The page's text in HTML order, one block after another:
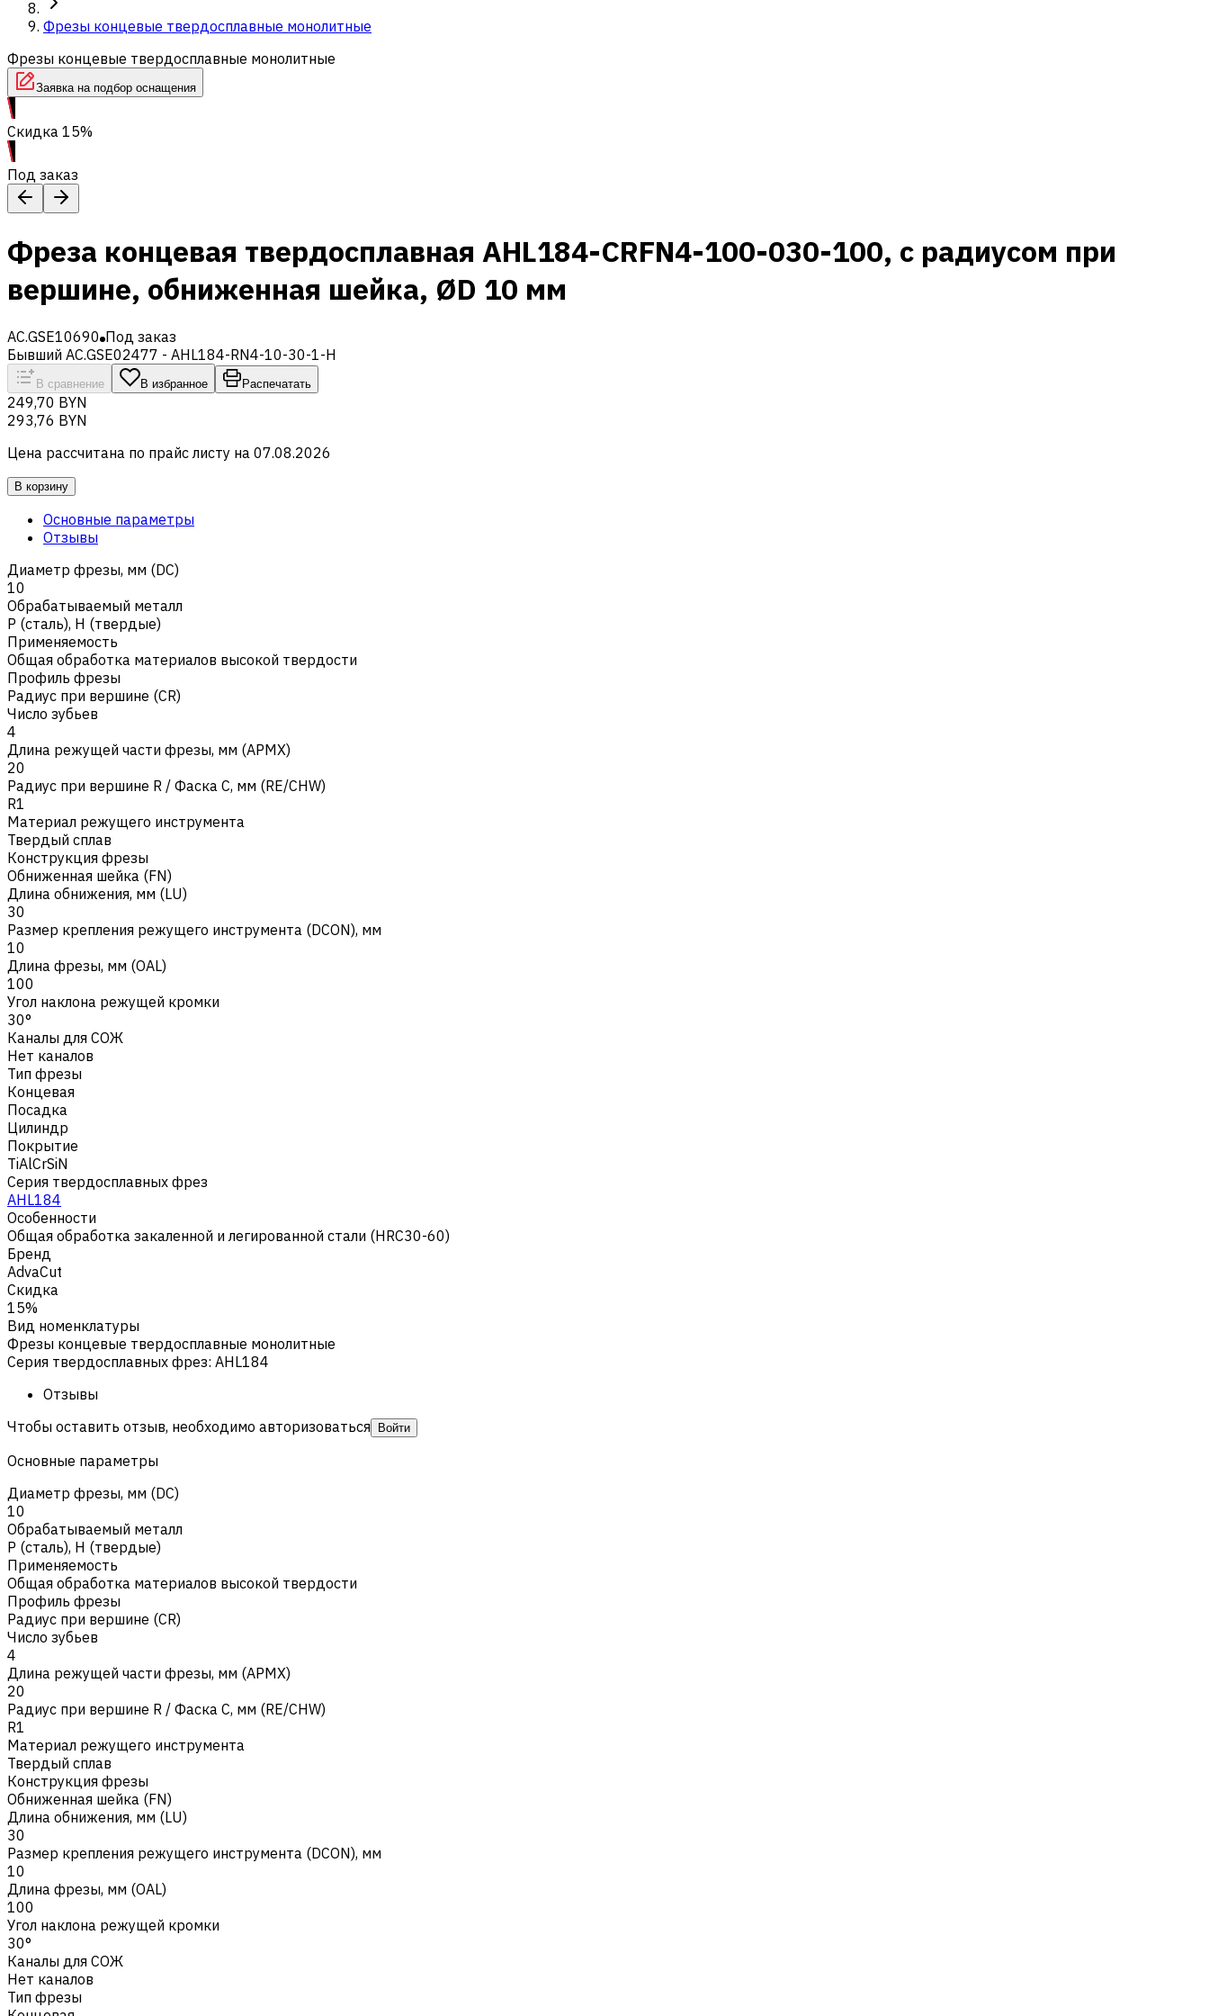
Фрезы концевые твердосплавные монолитные
Фрезы концевые твердосплавные монолитные
Заявка на подбор оснащения
Скидка 15%
Под заказ
Фреза концевая твердосплавная AHL184-CRFN4-100-030-100, с радиусом при
вершине, обниженная шейка, ØD 10 мм
AC.GSE10690 Под заказ
Бывший AC.GSE02477 - AHL184-RN4-10-30-1-H
В сравнение В избранное Распечатать
249,70 BYN
293,76 BYN
Цена рассчитана по прайс листу на 07.08.2026
В корзину
Основные параметры
Отзывы
Диаметр фрезы, мм (DC)
10
Обрабатываемый металл
Р (сталь), H (твердые)
Применяемость
Общая обработка материалов высокой твердости
Профиль фрезы
Радиус при вершине (CR)
Число зубьев
4
Длина режущей части фрезы, мм (APMX)
20
Радиус при вершине R / Фаска C, мм (RE/CHW)
R1
Материал режущего инструмента
Твердый сплав
Конструкция фрезы
Обниженная шейка (FN)
Длина обнижения, мм (LU)
30
Размер крепления режущего инструмента (DCON), мм
10
Длина фрезы, мм (OAL)
100
Угол наклона режущей кромки
30°
Каналы для СОЖ
Нет каналов
Тип фрезы
Концевая
Посадка
Цилиндр
Покрытие
TiAlCrSiN
Серия твердосплавных фрез
AHL184
Особенности
Общая обработка закаленной и легированной стали (HRC30-60)
Бренд
AdvaCut
Скидка
15%
Вид номенклатуры
Фрезы концевые твердосплавные монолитные
Серия твердосплавных фрез: AHL184
Отзывы
Чтобы оставить отзыв, необходимо авторизоваться
Войти
Основные параметры
Диаметр фрезы, мм (DC)
10
Обрабатываемый металл
Р (сталь), H (твердые)
Применяемость
Общая обработка материалов высокой твердости
Профиль фрезы
Радиус при вершине (CR)
Число зубьев
4
Длина режущей части фрезы, мм (APMX)
20
Радиус при вершине R / Фаска C, мм (RE/CHW)
R1
Материал режущего инструмента
Твердый сплав
Конструкция фрезы
Обниженная шейка (FN)
Длина обнижения, мм (LU)
30
Размер крепления режущего инструмента (DCON), мм
10
Длина фрезы, мм (OAL)
100
Угол наклона режущей кромки
30°
Каналы для СОЖ
Нет каналов
Тип фрезы